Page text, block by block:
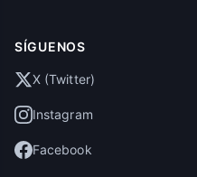
SÍGUENOS
X (Twitter)
Instagram
Facebook